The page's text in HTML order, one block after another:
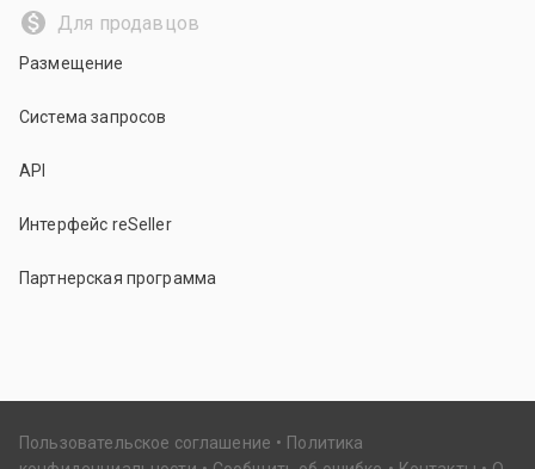
Для продавцов
Размещение
Система запросов
API
Интерфейс reSeller
Партнерская программа
Пользовательское соглашение
Политика